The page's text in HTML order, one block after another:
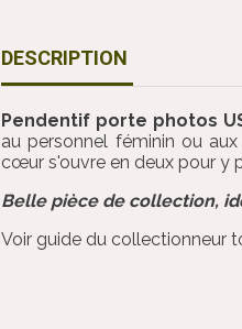
DESCRIPTION
Pendentif porte photos
au personnel féminin ou
cœur s'ouvre en deux pour y
Belle pièce de collection,
Voir guide du collectionneur